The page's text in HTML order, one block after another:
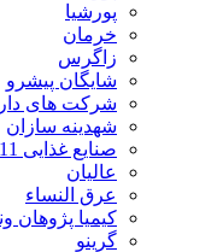
پورشیا
خرمان
زاگرس
شایگان پیشرو
شرکت های
شهدینه سازان
صنایع غذایی 111
عالیان
عرق النساء
کیمیا پژوهان
گرینو